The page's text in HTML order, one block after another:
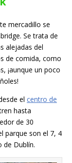
mercadillo se
Se trata de
alejadas del
de comida, como
¡aunque un poco
el centro de
hasta
de 30
parque son el 7, 4
de Dublín.